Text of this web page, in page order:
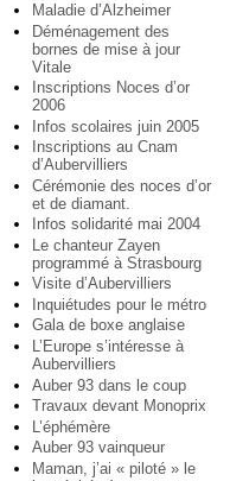
Maladie d’Alzheimer
Déménagement des
bornes de mise à jour
Vitale
Inscriptions Noces d’or
2006
Infos scolaires juin 2005
Inscriptions au Cnam
d’Aubervilliers
Cérémonie des noces d’or
et de diamant.
Infos solidarité mai 2004
Le chanteur Zayen
programmé à Strasbourg
Visite d’Aubervilliers
Inquiétudes pour le métro
Gala de boxe anglaise
L’Europe s’intéresse à
Aubervilliers
Auber 93 dans le coup
Travaux devant Monoprix
L’éphémère
Auber 93 vainqueur
Maman, j’ai « piloté » le